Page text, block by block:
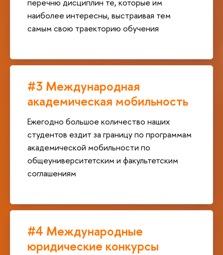
наиболее интересны, выстраивая тем
самым свою траекторию обучения
#3 Международная
академическая мобильность
Ежегодно большое количество наших
студентов ездит за границу по программам
академической мобильности по
общеуниверситетским и факультетским
соглашениям
#4 Международные
юридические конкурсы